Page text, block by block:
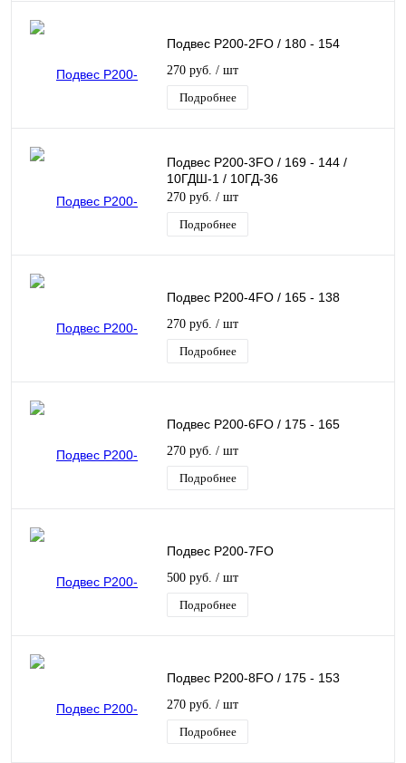
Подвес Р200-2FO / 180 - 154
270 руб. / шт
Подробнее
Подвес Р200-3FO / 169 - 144 /
10ГДШ-1 / 10ГД-36
270 руб. / шт
Подробнее
Подвес Р200-4FO / 165 - 138
270 руб. / шт
Подробнее
Подвес Р200-6FO / 175 - 165
270 руб. / шт
Подробнее
Подвес Р200-7FO
500 руб. / шт
Подробнее
Подвес Р200-8FO / 175 - 153
270 руб. / шт
Подробнее